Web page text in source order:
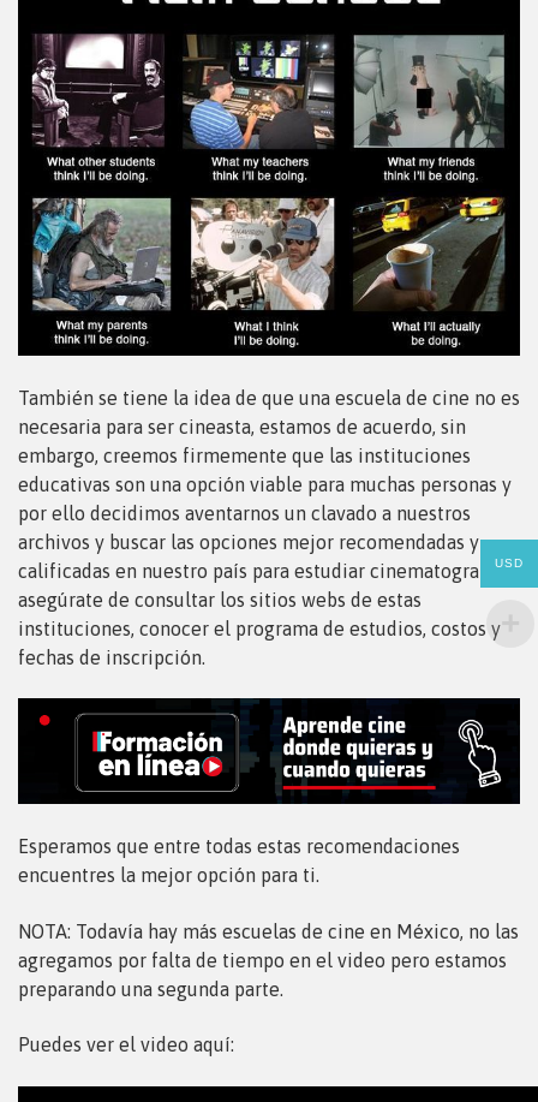
También se tiene la idea de que una escuela de cine no es
necesaria para ser cineasta, estamos de acuerdo, sin
embargo, creemos firmemente que las instituciones
educativas son una opción viable para muchas personas y
por ello decidimos aventarnos un clavado a nuestros
archivos y buscar las opciones mejor recomendadas y
calificadas en nuestro país para estudiar cinematografía,
asegúrate de consultar los sitios webs de estas
instituciones, conocer el programa de estudios, costos y
fechas de inscripción.
Esperamos que entre todas estas recomendaciones
encuentres la mejor opción para ti.
NOTA: Todavía hay más escuelas de cine en México, no las
agregamos por falta de tiempo en el video pero estamos
preparando una segunda parte.
Puedes ver el video aquí:
USD